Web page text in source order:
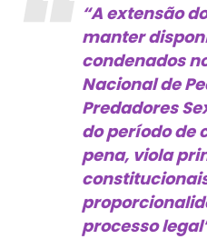
“A extensão
manter
condenados
Nacional de
Predadores
do período de
pena, viola
processo